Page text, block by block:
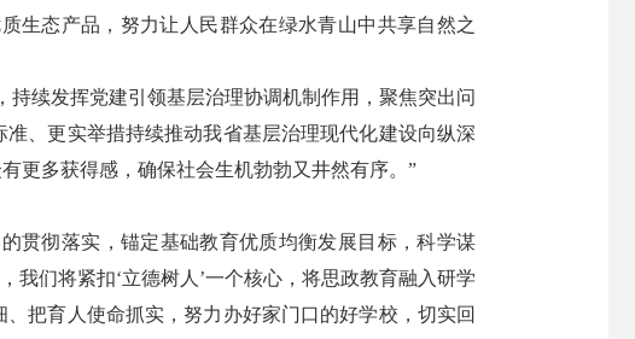
生态产品，努力让人民群众在绿水青山中共享自然之
续发挥党建引领基层治理协调机制作用，聚焦突出问
、更实举措持续推动我省基层治理现代化建设向纵深
更多获得感，确保社会生机勃勃又井然有序。”
贯彻落实，锚定基础教育优质均衡发展目标，科学谋
们将紧扣‘立德树人’一个核心，将思政教育融入研学
把育人使命抓实，努力办好家门口的好学校，切实回